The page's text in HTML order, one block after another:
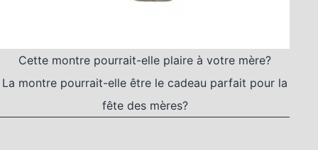
Cette montre pourrait-elle plaire à votre mère?
La montre pourrait-elle être le cadeau parfait pour la
fête des mères?